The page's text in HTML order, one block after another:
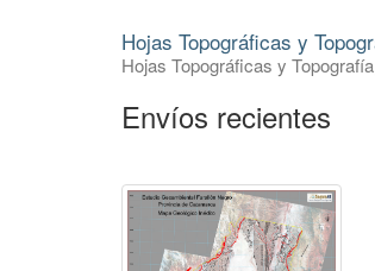
Hojas Topográficas y
Hojas Topográficas y
Envíos recientes